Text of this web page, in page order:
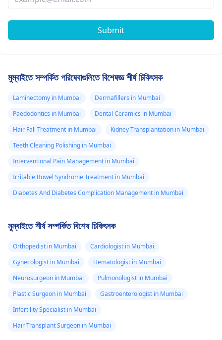
Submit
মুম্বাইতে সম্পর্কিত পরিষেবাগুলিতে বিশেষজ্ঞ শীর্ষ চিকিৎসক
Laminectomy in Mumbai
Dermafillers in Mumbai
Paedodontics in Mumbai
Dental Ceramics in Mumbai
Hair Fall Treatment in Mumbai
Kidney Transplantation in Mumbai
Teeth Cleaning Polishing in Mumbai
Interventional Pain Management in Mumbai
Irritable Bowel Syndrome Treatment in Mumbai
Diabetes And Diabetes Complication Management in Mumbai
মুম্বাইতে শীর্ষ সম্পর্কিত বিশেষ চিকিৎসক
Orthopedist in Mumbai
Cardiologist in Mumbai
Gynecologist in Mumbai
Hematologist in Mumbai
Neurosurgeon in Mumbai
Pulmonologist in Mumbai
Plastic Surgeon in Mumbai
Gastroenterologist in Mumbai
Infertility Specialist in Mumbai
Hair Transplant Surgeon in Mumbai